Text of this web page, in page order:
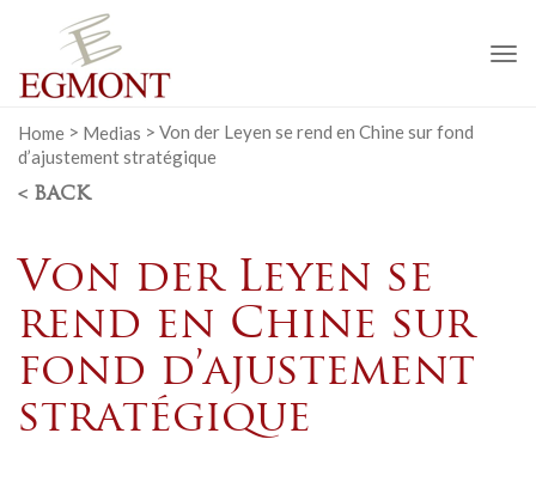
Home > Medias > Von der Leyen se rend en Chine sur fond
d’ajustement stratégique
< BACK
Von der Leyen se
rend en Chine sur
fond d’ajustement
stratégique